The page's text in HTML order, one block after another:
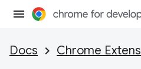
Docs Chrome